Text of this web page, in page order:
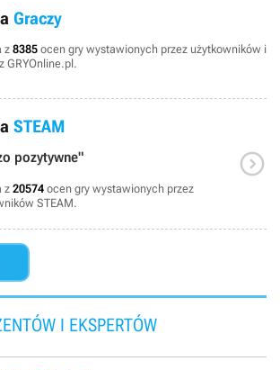
Graczy
z 8385 ocen gry wystawionych przez użytkowników i
GRYOnline.pl.
STEAM
pozytywne"
z 20574 ocen gry wystawionych przez
STEAM.

I EKSPERTÓW